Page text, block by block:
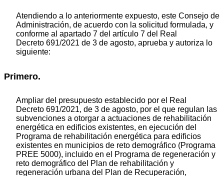
Atendiendo a lo anteriormente expuesto, este Consejo de
Administración, de acuerdo con la solicitud formulada, y
conforme al apartado 7 del artículo 7 del Real
Decreto 691/2021 de 3 de agosto, aprueba y autoriza lo
siguiente:
Primero.
Ampliar del presupuesto establecido por el Real
Decreto 691/2021, de 3 de agosto, por el que regulan las
subvenciones a otorgar a actuaciones de rehabilitación
energética en edificios existentes, en ejecución del
Programa de rehabilitación energética para edificios
existentes en municipios de reto demográfico (Programa
PREE 5000), incluido en el Programa de regeneración y
reto demográfico del Plan de rehabilitación y
regeneración urbana del Plan de Recuperación,